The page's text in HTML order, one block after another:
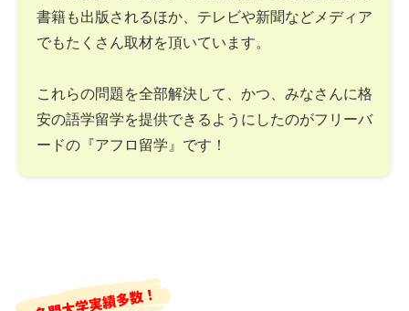
書籍も出版されるほか、テレビや新聞などメディア
でもたくさん取材を頂いています。
これらの問題を全部解決して、かつ、みなさんに格
安の語学留学を提供できるようにしたのがフリーバ
ードの『アフロ留学』です！